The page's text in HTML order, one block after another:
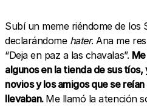
Subí un meme riéndome de los
declarándome hater. Ana me
“Deja en paz a las chavalas”.
algunos en la tienda de sus
novios y los amigos que se
llevaban. Me llamó la atención